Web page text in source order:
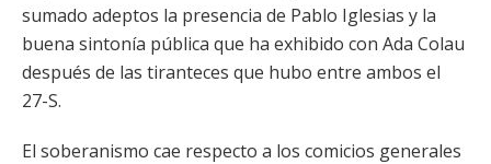
sumado adeptos la presencia de Pablo Iglesias y la
buena sintonía pública que ha exhibido con Ada Colau
después de las tiranteces que hubo entre ambos el
27-S.
El soberanismo cae respecto a los comicios generales